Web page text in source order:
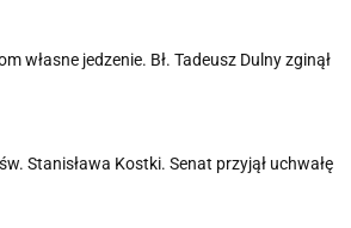
własne jedzenie. Bł. Tadeusz Dulny zginął
Stanisława Kostki. Senat przyjął uchwałę